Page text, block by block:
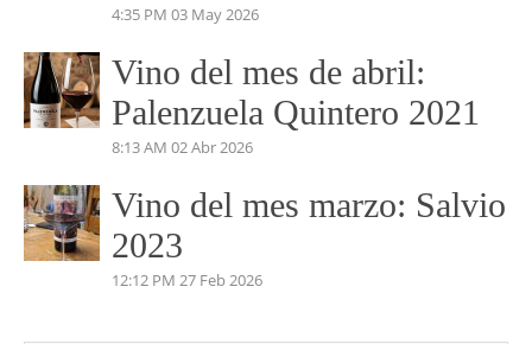
4:35 PM 03 May 2026
Vino del mes de abril:
Palenzuela Quintero 2021
8:13 AM 02 Abr 2026
Vino del mes marzo: Salvio
2023
12:12 PM 27 Feb 2026